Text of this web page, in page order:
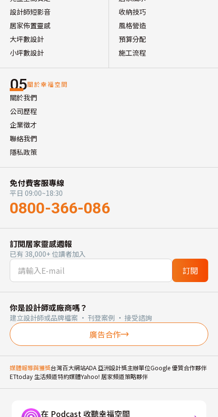
設計師短影音
居家佈置靈感
大坪數設計
小坪數設計
收納技巧
風格營造
預算分配
施工流程
05關於幸福空間
關於我們
公司歷程
企業徵才
聯絡我們
隱私政策
免付費客服專線
平日 09:00~18:30
0800-366-086
訂閱居家靈感週報
已有 38,000+ 位讀者加入
訂閱
你是設計師或廠商嗎？
建立設計師或品牌檔案 · 刊登案例 · 接受諮詢
廣告合作
媒體報導與獲獎台灣百大網站ADA 亞洲設計獎主辦單位Google 優質合作夥伴
ETtoday 生活頻道特約媒體Yahoo! 居家頻道策略夥伴
在 Podcast 收聽幸福空間